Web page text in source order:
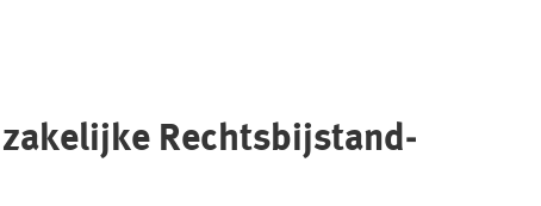
zakelijke Rechtsbijstand­